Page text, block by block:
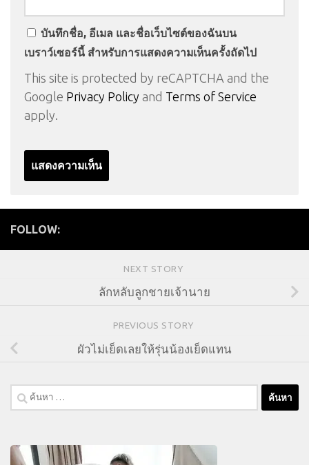
บันทึกชื่อ, อีเมล และชื่อเว็บไซต์ของฉันบน
เบราว์เซอร์นี้ สำหรับการแสดงความเห็นครั้งถัดไป
This site is protected by reCAPTCHA and the
Google Privacy Policy and Terms of Service
apply.
FOLLOW:
NEXT STORY
ลักหลับลูกชายเจ้านาย
PREVIOUS STORY
ผัวไม่เย็ดเลยให้รุ่นน้องเย็ดแทน
ค้นหา
สำหรับ: